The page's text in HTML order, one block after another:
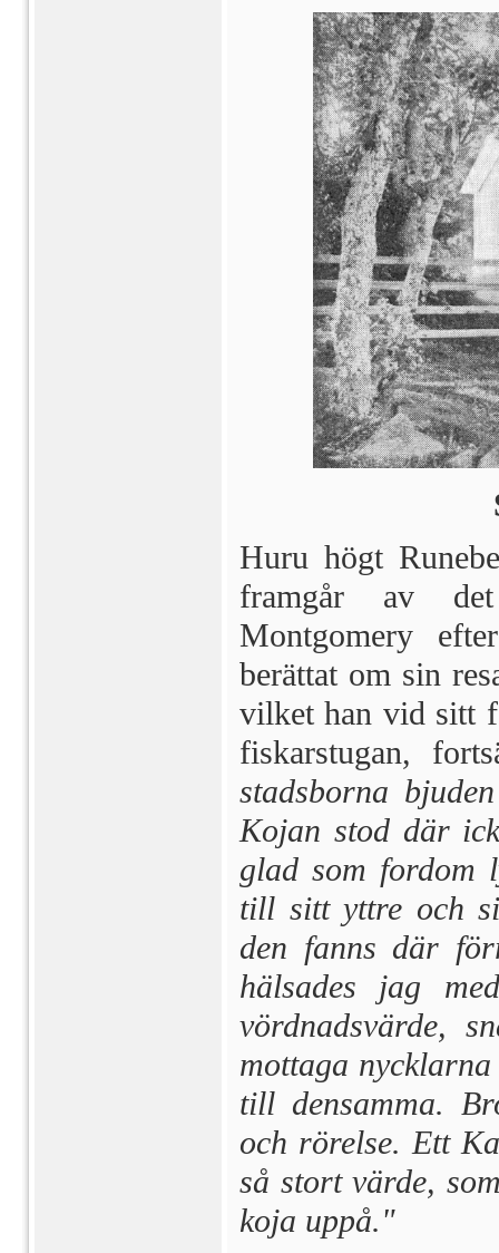
Huru högt
framgår av
Montgomery
berättat om sin
vilket han vid sitt
fiskarstugan,
stadsborna
Kojan stod där
glad som fordom
till sitt yttre och
den fanns där
hälsades jag
vördnadsvärde,
mottaga
till densamma.
och rörelse. Ett
så stort värde,
koja uppå."